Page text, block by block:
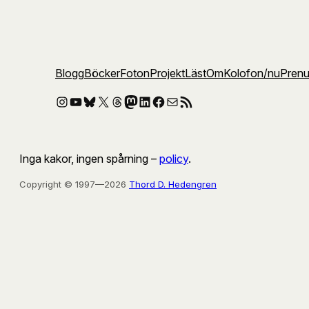
BloggBöckerFotonProjektLästOmKolofon/nu
Instagram
YouTube
Bluesky
X Threads
Mastodon
LinkedIn
Facebook
E-postRSS-flöde
Inga kakor, ingen spårning – policy.
Copyright © 1997—2026 Thord D. Hedengren